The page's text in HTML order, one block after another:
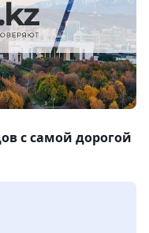
с самой дорогой